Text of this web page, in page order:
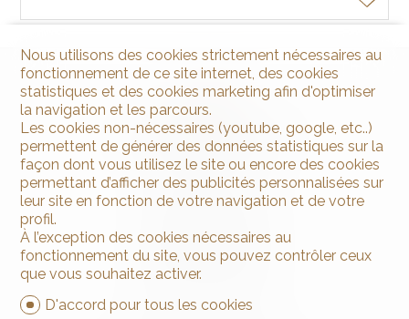
Contactez-nous
Arnaud & Zbinden Sàrl
Rue de la Poste 1
2024 St-Aubin-Sauges
Tél. +41 32 835 30 05
info@arnaud-zbinden.ch
Nous utilisons des cookies strictement nécessaires au
fonctionnement de ce site internet, des cookies
statistiques et des cookies marketing afin d'optimiser
la navigation et les parcours.
Les cookies non-nécessaires (youtube, google, etc..)
permettent de générer des données statistiques sur la
façon dont vous utilisez le site ou encore des cookies
permettant d’afficher des publicités personnalisées sur
leur site en fonction de votre navigation et de votre
profil.
À l’exception des cookies nécessaires au
fonctionnement du site, vous pouvez contrôler ceux
que vous souhaitez activer.
D'accord pour tous les cookies